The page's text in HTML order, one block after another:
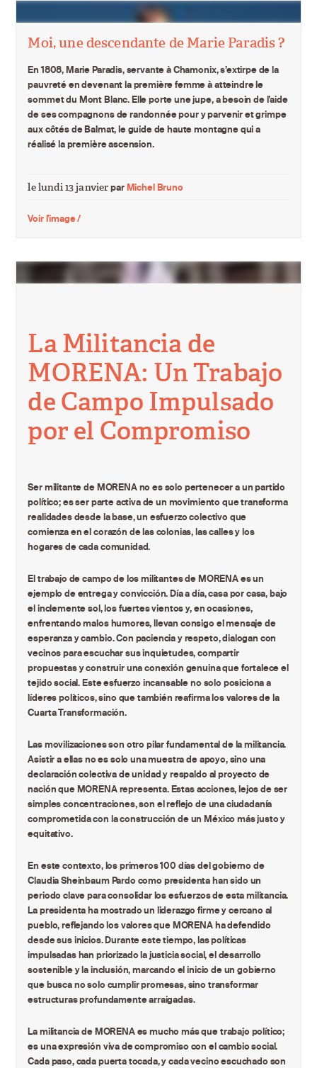
Moi, une descendante de Marie Paradis ?
En 1808, Marie Paradis, servante à Chamonix, s’extirpe de la
pauvreté en devenant la première femme à atteindre le
sommet du Mont Blanc. Elle porte une jupe, a besoin de l’aide
de ses compagnons de randonnée pour y parvenir et grimpe
aux côtés de Balmat, le guide de haute montagne qui a
réalisé la première ascension.
le lundi 13 janvierparMichel Bruno
Voir l'image /
La Militancia de
MORENA: Un Trabajo
de Campo Impulsado
por el Compromiso
Ser militante de MORENA no es solo pertenecer a un partido
político; es ser parte activa de un movimiento que transforma
realidades desde la base, un esfuerzo colectivo que
comienza en el corazón de las colonias, las calles y los
hogares de cada comunidad.
El trabajo de campo de los militantes de MORENA es un
ejemplo de entrega y convicción. Día a día, casa por casa, bajo
el inclemente sol, los fuertes vientos y, en ocasiones,
enfrentando malos humores, llevan consigo el mensaje de
esperanza y cambio. Con paciencia y respeto, dialogan con
vecinos para escuchar sus inquietudes, compartir
propuestas y construir una conexión genuina que fortalece el
tejido social. Este esfuerzo incansable no solo posiciona a
líderes políticos, sino que también reafirma los valores de la
Cuarta Transformación.
Las movilizaciones son otro pilar fundamental de la militancia.
Asistir a ellas no es solo una muestra de apoyo, sino una
declaración colectiva de unidad y respaldo al proyecto de
nación que MORENA representa. Estas acciones, lejos de ser
simples concentraciones, son el reflejo de una ciudadanía
comprometida con la construcción de un México más justo y
equitativo.
En este contexto, los primeros 100 días del gobierno de
Claudia Sheinbaum Pardo como presidenta han sido un
periodo clave para consolidar los esfuerzos de esta militancia.
La presidenta ha mostrado un liderazgo firme y cercano al
pueblo, reflejando los valores que MORENA ha defendido
desde sus inicios. Durante este tiempo, las políticas
impulsadas han priorizado la justicia social, el desarrollo
sostenible y la inclusión, marcando el inicio de un gobierno
que busca no solo cumplir promesas, sino transformar
estructuras profundamente arraigadas.
La militancia de MORENA es mucho más que trabajo político;
es una expresión viva de compromiso con el cambio social.
Cada paso, cada puerta tocada, y cada vecino escuchado son